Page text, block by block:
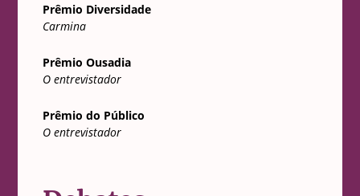
Prêmio Diversidade
Carmina
Prêmio Ousadia
O entrevistador
Prêmio do Público
O entrevistador